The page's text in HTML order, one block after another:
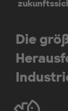
Die